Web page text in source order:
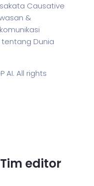
Causative
&
Dunia
AI. All rights
editor